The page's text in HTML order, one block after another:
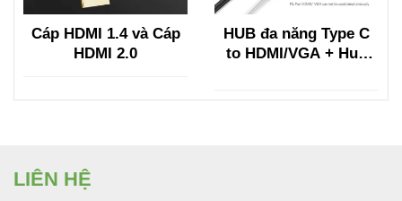
Cáp HDMI 1.4 và Cáp
HDMI 2.0
HUB đa năng Type C
to HDMI/VGA + Hub
LIÊN HỆ